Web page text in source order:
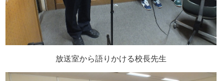
放送室から語りかける校長先生